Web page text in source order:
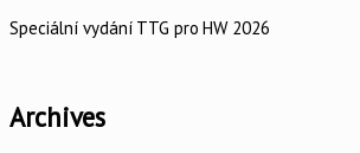
Speciální vydání TTG pro HW 2026
Archives